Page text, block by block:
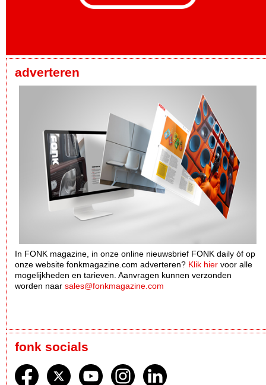
adverteren
In FONK magazine, in onze online nieuwsbrief FONK daily óf op
onze website fonkmagazine.com adverteren? Klik hier voor alle
mogelijkheden en tarieven. Aanvragen kunnen verzonden
worden naar sales@fonkmagazine.com
fonk socials